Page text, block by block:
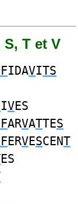
T et V
IDAVITS
IVES
ARVATTES
ERVESCENT
ES